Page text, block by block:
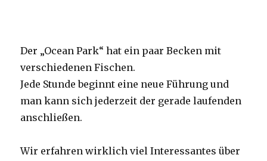
Der „Ocean Park“ hat ein paar Becken mit
verschiedenen Fischen.
Jede Stunde beginnt eine neue Führung und
man kann sich jederzeit der gerade laufenden
anschließen.
Wir erfahren wirklich viel Interessantes über